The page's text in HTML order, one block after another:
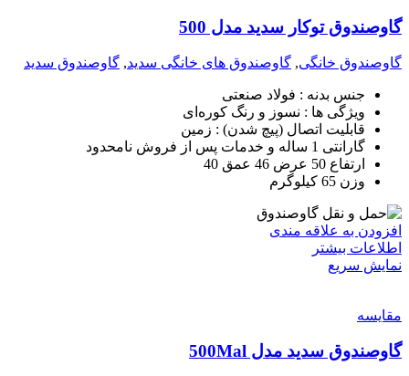
گاوصندوق توکار سدید مدل 500
گاوصندوق خانگی, گاوصندوق های خانگی سدید, گاوصندوق سدید
جنس بدنه : فولاد صنعتی
ویژگی ها : نسوز و رنگ کوره‌ای
قابلیت اتصال (پیچ شدن) : زمین
گارانتی 1 ساله و خدمات پس از فروش نامحدود
ارتفاع 50 عرض 46 عمق 40
وزن 65 کیلوگرم
افزودن به علاقه مندی
اطلاعات بیشتر
نمایش سریع
مقايسه
گاوصندوق سدید مدل 500Mal